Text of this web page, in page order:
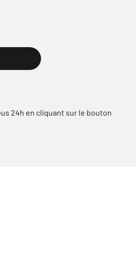
24h en cliquant sur le bouton